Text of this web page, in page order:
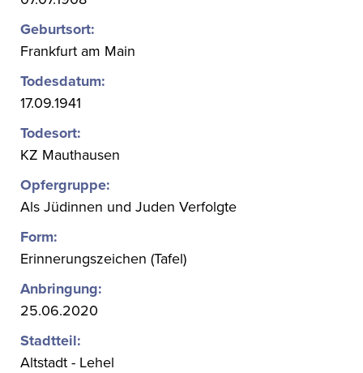
Geburtsort:
Frankfurt am Main
Todesdatum:
17.09.1941
Todesort:
KZ Mauthausen
Opfergruppe:
Als Jüdinnen und Juden Verfolgte
Form:
Erinnerungszeichen (Tafel)
Anbringung:
25.06.2020
Stadtteil:
Altstadt - Lehel